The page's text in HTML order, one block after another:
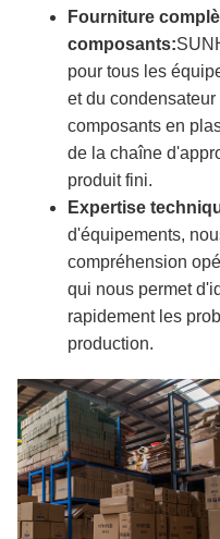
Fourniture
composants:
pour tous les
et du
composants en
de la chaîne
produit fini.
Expertise
d'équipements,
compréhension
qui nous permet
rapidement les
production.